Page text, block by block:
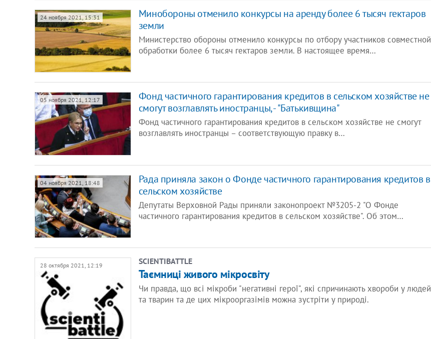
24 ноября 2021, 15:31
Минобороны отменило конкурсы на аренду более 6 тысяч гектаров
земли
Министерство обороны отменило конкурсы по отбору участников совместной
обработки более 6 тысяч гектаров земли. В настоящее время…
05 ноября 2021, 12:17
Фонд частичного гарантирования кредитов в сельском хозяйстве не
смогут возглавлять иностранцы, - "Батькивщина"
Фонд частичного гарантирования кредитов в сельском хозяйстве не смогут
возглавлять иностранцы – соответствующую правку в…
04 ноября 2021, 18:48
​Рада приняла закон о Фонде частичного гарантирования кредитов в
сельском хозяйстве
Депутаты Верховной Рады приняли законопроект №3205-2 "О Фонде
частичного гарантирования кредитов в сельском хозяйстве". Об этом…
SCIENTIBATTLE
Таємниці живого мікросвіту
Чи правда, що всі мікроби "негативні герої", які спричинають хвороби у людей
та тварин та де цих мікрооргазімів можна зустріти у природі.
28 октября 2021, 12:19